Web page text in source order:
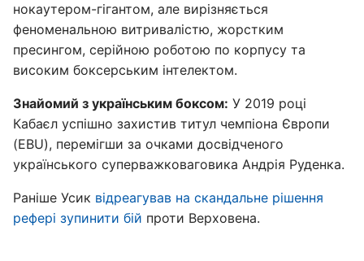
нокаутером-гігантом, але вирізняється
феноменальною витривалістю, жорстким
пресингом, серійною роботою по корпусу та
високим боксерським інтелектом.
Знайомий з українським боксом: У 2019 році
Кабаєл успішно захистив титул чемпіона Європи
(EBU), перемігши за очками досвідченого
українського суперважковаговика Андрія Руденка.
Раніше Усик відреагував на скандальне рішення
рефері зупинити бій проти Верховена.